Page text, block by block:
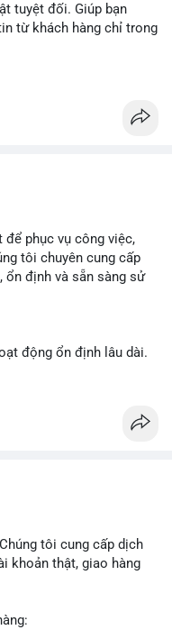
tuyệt đối. Giúp bạn
từ khách hàng chỉ trong
trực tuyến của bạn một
để phục vụ công việc,
tôi chuyên cung cấp
ổn định và sẵn sàng sử
động ổn định lâu dài.
tốt nhất!
chất lượng với giá
tôi cung cấp dịch
khoản thật, giao hàng